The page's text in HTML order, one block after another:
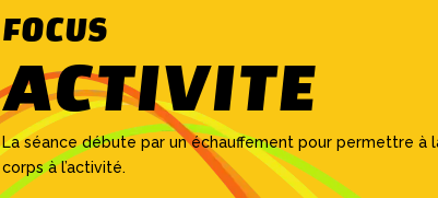
FOCUS
ACTIVITE
La séance débute par un échauffement pour permettre à
corps à l’activité.